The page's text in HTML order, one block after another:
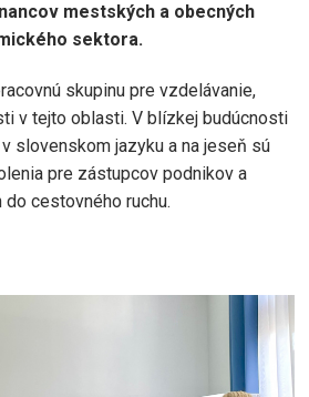
mestských a obecných
sektora.
skupinu pre vzdelávanie,
v tejto oblasti. V blízkej budúcnosti
slovenskom jazyku a na jeseň sú
pre zástupcov podnikov a
cestovného ruchu.